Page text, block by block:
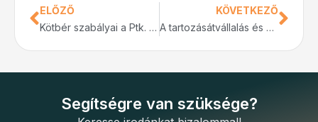
ELŐZŐ
Kötbér szabályai a Ptk. alapján
KÖVETKEZŐ
A tartozásátvállalás és szerződésátruházás a PTK hatodik könyv alapján
Segítségre van szüksége?